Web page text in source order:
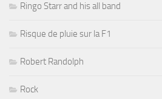
Ringo Starr and his all band
Risque de pluie sur la F1
Robert Randolph
Rock